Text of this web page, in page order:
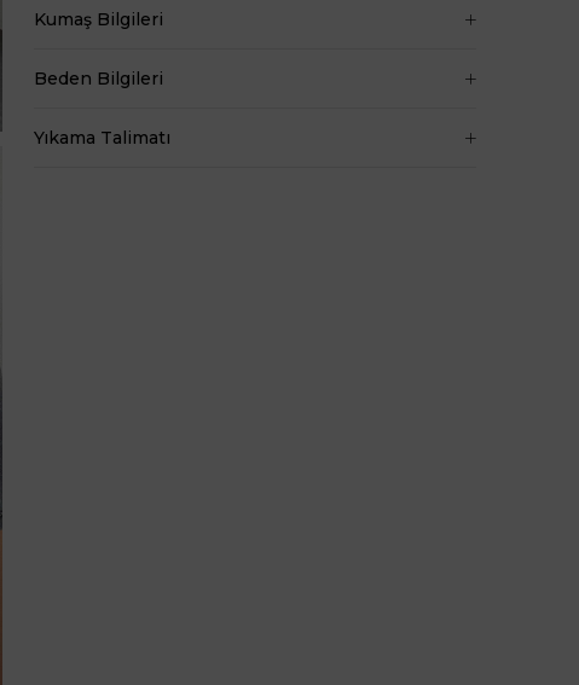
Baldır 54 cm
Basen 94 cm
Kilo 53 kg dir.
Kumaş Bilgileri
Beden Bilgileri
Yıkama Talimatı